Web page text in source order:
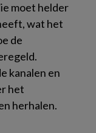
moet helder
wat het
de
kanalen en
het
herhalen.